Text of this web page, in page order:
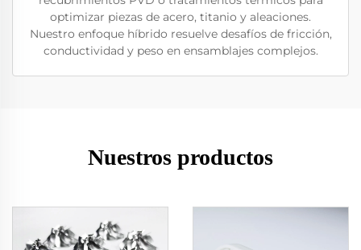
optimizar piezas de acero, titanio y aleaciones.
Nuestro enfoque híbrido resuelve desafíos de fricción,
conductividad y peso en ensamblajes complejos.
Nuestros productos